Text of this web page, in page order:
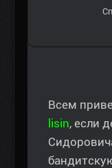
Всем
lisin, если